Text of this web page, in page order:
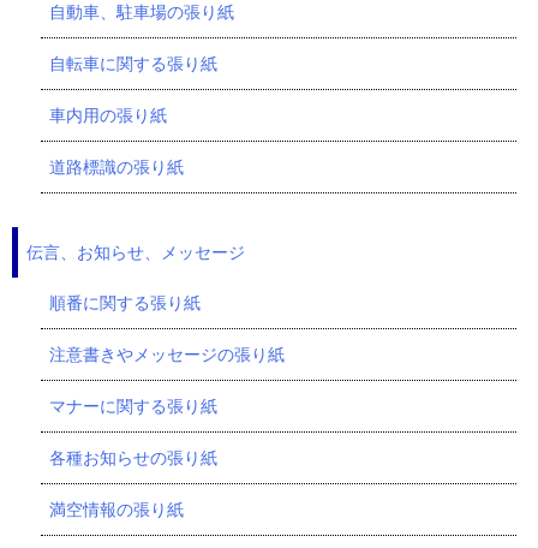
自動車、駐車場の張り紙
自転車に関する張り紙
車内用の張り紙
道路標識の張り紙
伝言、お知らせ、メッセージ
順番に関する張り紙
注意書きやメッセージの張り紙
マナーに関する張り紙
各種お知らせの張り紙
満空情報の張り紙